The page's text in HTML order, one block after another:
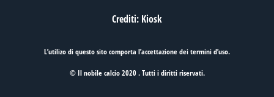
Crediti: Kiosk
L’utilizo di questo sito comporta l’accettazione deitermini d’uso.
© Il nobile calcio 2020 . Tutti i diritti riservati.